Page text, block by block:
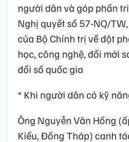
người dân và góp phần
Nghị quyết số 57-NQ/
của Bộ Chính trị về đột
học, công nghệ, đổi mới
đổi số quốc gia
* Khi người dân có kỹ
Ông Nguyễn Văn Hồng
Kiều, Đồng Tháp) canh